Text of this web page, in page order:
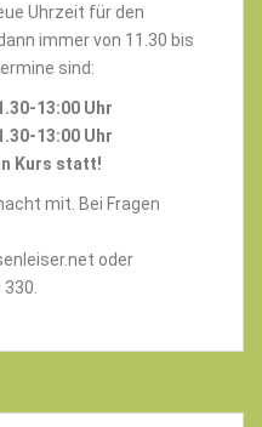
Uhrzeit für den
immer von 11.30 bis
sind:
13:00 Uhr
13:00 Uhr
Kurs statt!
mit. Bei Fragen
oder